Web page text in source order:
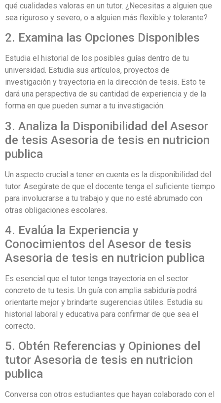
qué cualidades valoras en un tutor. ¿Necesitas a alguien que
sea riguroso y severo, o a alguien más flexible y tolerante?
2. Examina las Opciones Disponibles
Estudia el historial de los posibles guías dentro de tu
universidad. Estudia sus artículos, proyectos de
investigación y trayectoria en la dirección de tesis. Esto te
dará una perspectiva de su cantidad de experiencia y de la
forma en que pueden sumar a tu investigación.
3. Analiza la Disponibilidad del Asesor
de tesis Asesoria de tesis en nutricion
publica
Un aspecto crucial a tener en cuenta es la disponibilidad del
tutor. Asegúrate de que el docente tenga el suficiente tiempo
para involucrarse a tu trabajo y que no esté abrumado con
otras obligaciones escolares.
4. Evalúa la Experiencia y
Conocimientos del Asesor de tesis
Asesoria de tesis en nutricion publica
Es esencial que el tutor tenga trayectoria en el sector
concreto de tu tesis. Un guía con amplia sabiduría podrá
orientarte mejor y brindarte sugerencias útiles. Estudia su
historial laboral y educativa para confirmar de que sea el
correcto.
5. Obtén Referencias y Opiniones del
tutor Asesoria de tesis en nutricion
publica
Conversa con otros estudiantes que hayan colaborado con el